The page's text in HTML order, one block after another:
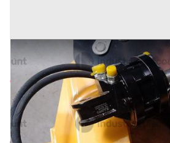
20#9716 Pinza per legna idraulica
Inserito il: 26/05/2026
Miranda (Isernia)
630 €
Codice annuncio:21684643